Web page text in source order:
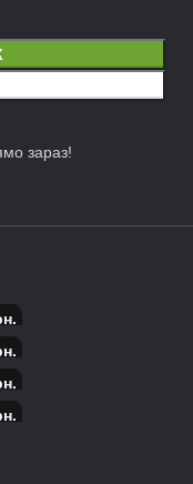
зараз!
куркою та ананасом
бум